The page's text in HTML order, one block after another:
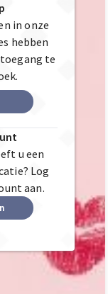
in onze
hebben
te
u een
Log
aan.